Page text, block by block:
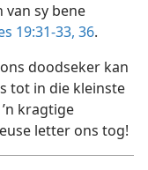
van sy bene
19:31-33, 36.
doodseker kan
tot in die kleinste
kragtige
letter ons tog!